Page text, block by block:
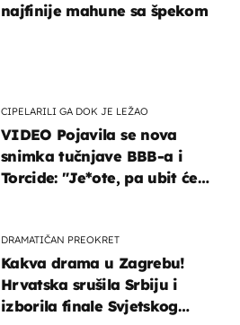
CIPELARILI GA DOK JE LEŽAO
VIDEO Pojavila se nova
snimka tučnjave BBB-a i
Torcide: "Je*ote, pa ubit će
DRAMATIČAN PREOKRET
Kakva drama u Zagrebu!
Hrvatska srušila Srbiju i
izborila finale Svjetskog
najfinije mahune sa špekom